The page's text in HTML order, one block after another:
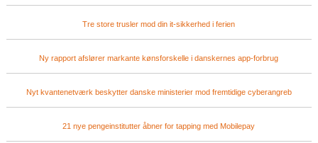
Tre store trusler mod din it-sikkerhed i ferien
Ny rapport afslører markante kønsforskelle i danskernes app-forbrug
Nyt kvantenetværk beskytter danske ministerier mod fremtidige cyberangreb
21 nye pengeinstitutter åbner for tapping med Mobilepay